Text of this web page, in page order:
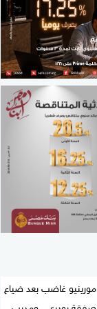
مواهب مصر
مورينيو غاضب بعد ضياع